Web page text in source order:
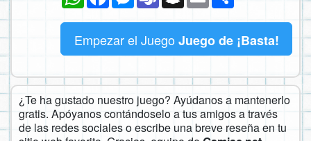
Empezar el Juego Juego de ¡Basta!
¿Te ha gustado nuestro juego? Ayúdanos a mantenerlo
gratis. Apóyanos contándoselo a tus amigos a través
de las redes sociales o escribe una breve reseña en tu